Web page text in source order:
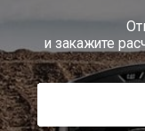
и закажите